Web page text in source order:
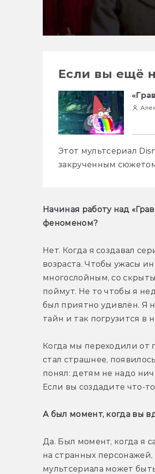
Если вы ещё
Этот мультсериал
закрученным
Начиная работу над
феноменом?
Нет. Когда я создавал
возраста. Чтобы ужасы
многослойным, со
поймут. Не то чтобы я
был приятно удивлён. Я
тайн и так погрузится в
Когда мы переходили от
стал страшнее,
понял: детям не надо
Если вы создадите что-
А был момент, когда вы
Да. Был момент, когда я
на странных
мультсериала может